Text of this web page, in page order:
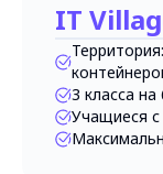
IT
3 класса
Учащиеся с